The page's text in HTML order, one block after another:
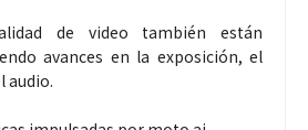
de video también están
avances en la exposición, el
audio.